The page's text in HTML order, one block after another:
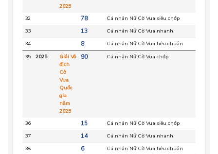
2025
32 78 Cá nhân Nữ Cờ Vua siêu chớp
33
13 Cá nhân Nữ Cờ Vua nhanh
34
8 Cá nhân Nữ Cờ Vua tiêu chuẩn
35
2025
Giải Vô
địch
Cờ
Vua
Quốc
gia
năm
2025
90 Cá nhân Nữ Cờ Vua chớp
36 15 Cá nhân Nữ Cờ Vua siêu chớp
37
14 Cá nhân Nữ Cờ Vua nhanh
38
6 Cá nhân Nữ Cờ Vua tiêu chuẩn